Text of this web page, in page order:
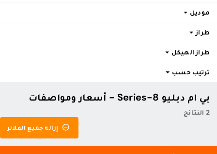
موديل
طراز
طراز الهيكل
ترتيب حسب
بي ام دبليو 8-Series - أسعار ومواصفات
2 النتائج
إزالة جميع الفلاتر